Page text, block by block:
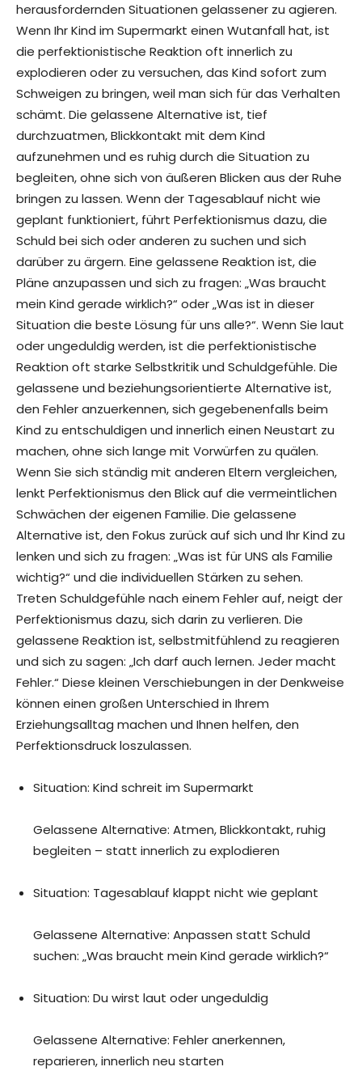
herausfordernden Situationen gelassener zu agieren.
Wenn Ihr Kind im Supermarkt einen Wutanfall hat, ist
die perfektionistische Reaktion oft innerlich zu
explodieren oder zu versuchen, das Kind sofort zum
Schweigen zu bringen, weil man sich für das Verhalten
schämt. Die gelassene Alternative ist, tief
durchzuatmen, Blickkontakt mit dem Kind
aufzunehmen und es ruhig durch die Situation zu
begleiten, ohne sich von äußeren Blicken aus der Ruhe
bringen zu lassen. Wenn der Tagesablauf nicht wie
geplant funktioniert, führt Perfektionismus dazu, die
Schuld bei sich oder anderen zu suchen und sich
darüber zu ärgern. Eine gelassene Reaktion ist, die
Pläne anzupassen und sich zu fragen: „Was braucht
mein Kind gerade wirklich?“ oder „Was ist in dieser
Situation die beste Lösung für uns alle?“. Wenn Sie laut
oder ungeduldig werden, ist die perfektionistische
Reaktion oft starke Selbstkritik und Schuldgefühle. Die
gelassene und beziehungsorientierte Alternative ist,
den Fehler anzuerkennen, sich gegebenenfalls beim
Kind zu entschuldigen und innerlich einen Neustart zu
machen, ohne sich lange mit Vorwürfen zu quälen.
Wenn Sie sich ständig mit anderen Eltern vergleichen,
lenkt Perfektionismus den Blick auf die vermeintlichen
Schwächen der eigenen Familie. Die gelassene
Alternative ist, den Fokus zurück auf sich und Ihr Kind zu
lenken und sich zu fragen: „Was ist für UNS als Familie
wichtig?“ und die individuellen Stärken zu sehen.
Treten Schuldgefühle nach einem Fehler auf, neigt der
Perfektionismus dazu, sich darin zu verlieren. Die
gelassene Reaktion ist, selbstmitfühlend zu reagieren
und sich zu sagen: „Ich darf auch lernen. Jeder macht
Fehler.“ Diese kleinen Verschiebungen in der Denkweise
können einen großen Unterschied in Ihrem
Erziehungsalltag machen und Ihnen helfen, den
Perfektionsdruck loszulassen.
Situation: Kind schreit im Supermarkt
Gelassene Alternative: Atmen, Blickkontakt, ruhig
begleiten – statt innerlich zu explodieren
Situation: Tagesablauf klappt nicht wie geplant
Gelassene Alternative: Anpassen statt Schuld
suchen: „Was braucht mein Kind gerade wirklich?“
Situation: Du wirst laut oder ungeduldig
Gelassene Alternative: Fehler anerkennen,
reparieren, innerlich neu starten